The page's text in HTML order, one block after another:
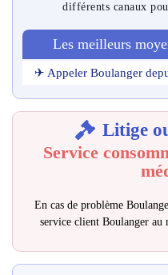
différents canaux
Les meilleurs
✈ Appeler Boulanger
Litige
Service
En cas de problème
service client Boulanger au